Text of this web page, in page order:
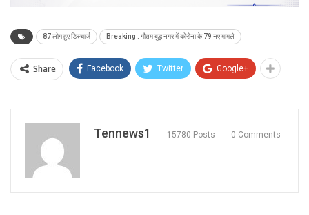
87 लोग हुए डिस्चार्ज Breaking : गौतम बुद्ध नगर में कोरोना के 79 नए मामले
Share Facebook Twitter Google+
Tennews1 15780 Posts 0 Comments